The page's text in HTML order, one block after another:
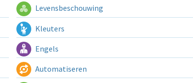
Levensbeschouwing
Kleuters
Engels
Automatiseren